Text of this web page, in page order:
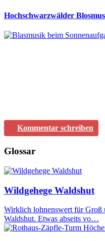
Hochschwarzwälder
Kommentar schreiben
Glossar
Wildgehege Waldshut
Wirklich lohnenswert für Groß
Waldshut. Etwas abseits vo…